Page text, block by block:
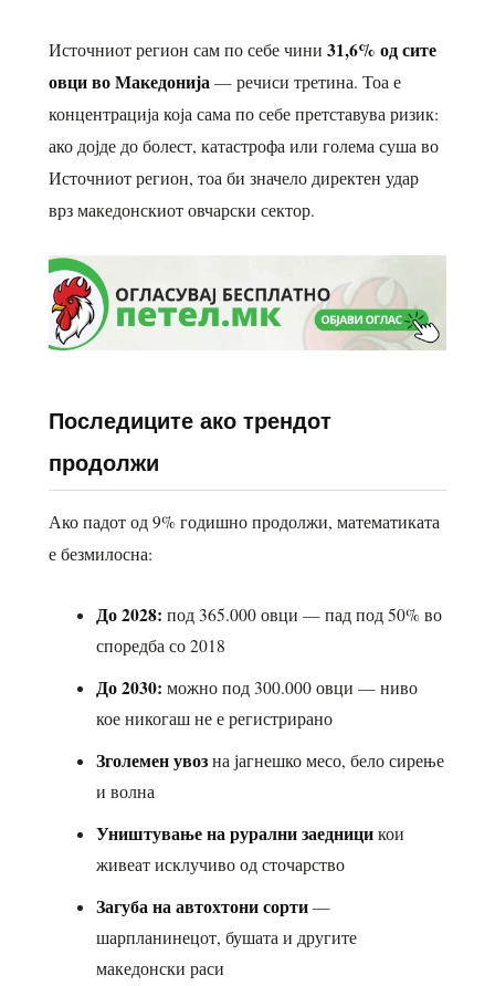
Источниот регион сам по себе чини 31,6% од сите
овци во Македонија — речиси третина. Тоа е
концентрација која сама по себе претставува ризик:
ако дојде до болест, катастрофа или голема суша во
Источниот регион, тоа би значело директен удар
врз македонскиот овчарски сектор.
Последиците ако трендот
продолжи
Ако падот од 9% годишно продолжи, математиката
е безмилосна:
До 2028: под 365.000 овци — пад под 50% во
споредба со 2018
До 2030: можно под 300.000 овци — ниво
кое никогаш не е регистрирано
Зголемен увоз на јагнешко месо, бело сирење
и волна
Уништување на рурални заедници кои
живеат исклучиво од сточарство
Загуба на автохтони сорти —
шарпланинецот, бушата и другите
македонски раси